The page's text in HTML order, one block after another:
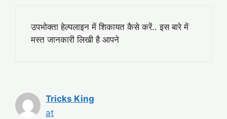
उपभोक्ता हेल्पलाइन में शिकायत कैसे करें.. इस बारे में
मस्त जानकारी लिखी है आपने
Tricks King
at